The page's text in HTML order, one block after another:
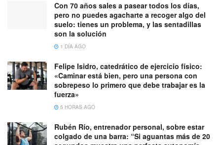
Con 70 años sales a pasear todos los días,
pero no puedes agacharte a recoger algo del
suelo: tienes un problema, y las sentadillas
son la solución
1 DÍA AGO
Felipe Isidro, catedrático de ejercicio físico:
«Caminar está bien, pero una persona con
sobrepeso lo primero que debe trabajar es la
fuerza»
5 HORAS AGO
Rubén Río, entrenador personal, sobre estar
colgado de una barra: “Si aguantas más de 20